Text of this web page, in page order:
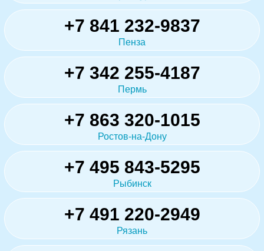
+7 841 232-9837
Пенза
+7 342 255-4187
Пермь
+7 863 320-1015
Ростов-на-Дону
+7 495 843-5295
Рыбинск
+7 491 220-2949
Рязань